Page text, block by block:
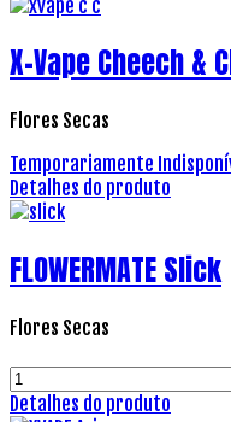
X-Vape Cheech &
Flores Secas
Temporariamente
Detalhes do produto
FLOWERMATE Slick
Flores Secas
Detalhes do produto